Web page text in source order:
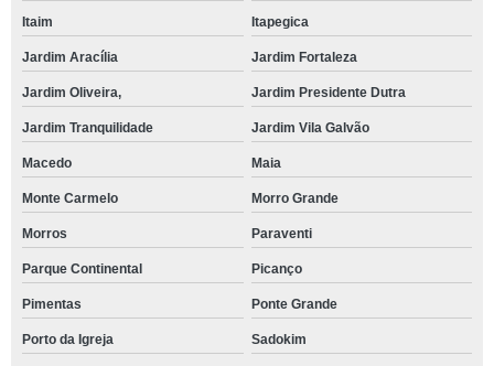
Itaim Itapegica
Jardim Aracília Jardim Fortaleza
Jardim Oliveira, Jardim Presidente Dutra
Jardim Tranquilidade Jardim Vila Galvão
Macedo Maia
Monte Carmelo Morro Grande
Morros Paraventi
Parque Continental Picanço
Pimentas Ponte Grande
Porto da Igreja Sadokim